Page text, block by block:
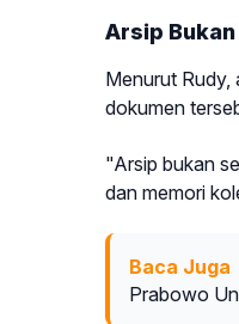
Arsip
Menurut Rudy,
dokumen
"Arsip bukan
dan memori
Baca Juga
Prabowo